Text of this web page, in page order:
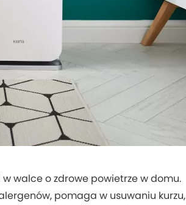
walce o zdrowe powietrze w domu.
pomaga w usuwaniu kurzu,